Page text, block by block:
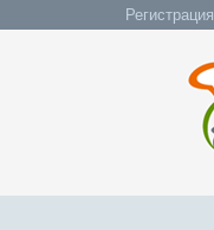
Регистрация